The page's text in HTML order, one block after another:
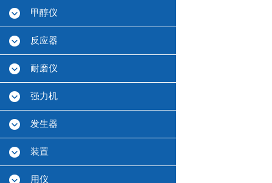
甲醇仪
反应器
耐磨仪
强力机
发生器
装置
用仪